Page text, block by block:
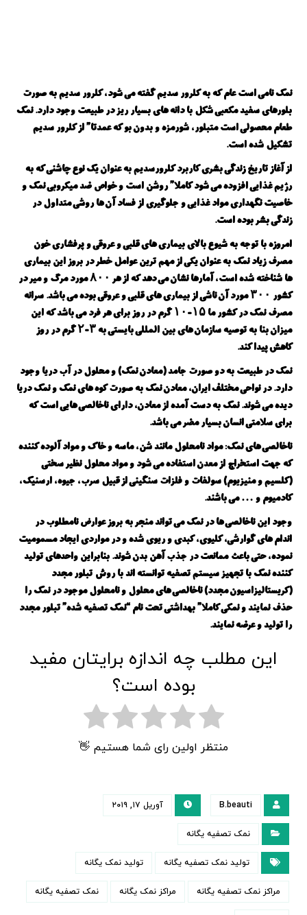
نمک نامی است عام که به کلرور سدیم گفته می شود، کلرور سدیم به صورت
بلورهای سفید مکعبی شکل با دانه های بسیار ریز در طبیعت وجود دارد. نمک
طعام محصولی است متبلور، شورمزه و بدون بو که عمدتا” از کلرور سدیم
تشکیل شده است.
از آغاز تاریخ زندگی بشری کاربرد کلرورسدیم به عنوان یک نوع چاشنی که به
رژیم غذایی افزوده می شود کاملا” روشن است و خواص ضد میکروبی نمک و
خاصیت نگهداری مواد غذایی و جلوگیری از فساد آن ها روشی متداول در
زندگی بشر بوده است.
امروزه با توجه به شیوع بالای بیماری های قلبی و عروقی و پرفشاری خون
مصرف زیاد نمک به عنوان یکی از مهم ترین عوامل خطر در بروز این بیماری
ها شناخته شده است، آمارها نشان می دهد که از هر ۸۰۰ مورد مرگ و میر در
کشور ۳۰۰ مورد آن ناشی از بیماری های قلبی و عروقی بوده می باشد. سرانه
مصرف نمک در کشور ما ۱۵-۱۰ گرم در روز برای هر فرد می باشد که این
میزان بنا به توصیه سازمان های بین المللی بایستی به ۳-۲ گرم در روز
کاهش پیدا کند.
نمک در طبیعت به دو صورت جامد (معادن نمک) و محلول در آب دریا وجود
دارد. در نواحی مختلف ایران، معادن نمک به صورت کوه های نمک و نمک دریا
دیده می شوند. نمک به دست آمده از معادن، دارای ناخالصی هایی است که
برای سلامتی انسان بسیار مضر می باشد.
ناخالصی های نمک: مواد نامحلول مانند شن، ماسه و خاک و مواد آلوده کننده
که جهت استخراج از معدن استفاده می شود و مواد محلول نظیر سختی
(کلسیم و منیزیوم) سولفات و فلزات سنگینی از قبیل سرب، جیوه، ارسنیک،
کادمیوم و … می باشند.
وجود این ناخالصی ها در نمک می تواند منجر به بروز عوارض نامطلوب در
اندام های گوارشی، کلیوی، کبدی و ریوی شده و در مواردی ایجاد مسمومیت
نموده، حتی باعث ممانعت در جذب آهن بدن شوند. بنابراین واحدهای تولید
کننده نمک با تجهیز سیستم تصفیه توانسته اند با روش تبلور مجدد
(کریستالیزاسیون مجدد) ناخالصی های محلول و نامحلول موجود در نمک را
حذف نمایند و نمکی کاملا” بهداشتی تحت نام “نمک تصفیه شده” تبلور مجدد
را تولید و عرضه نمایند.
این مطلب چه اندازه برایتان مفید
بوده است؟
منتظر اولین رای شما هستیم 👋
B.beauti آوریل ۱۷, ۲۰۱۹
نمک تصفیه یگانه
تولید نمک تصفیه یگانه تولید نمک یگانه
مراکز نمک تصفیه یگانه مراکز نمک یگانه نمک تصفیه یگانه